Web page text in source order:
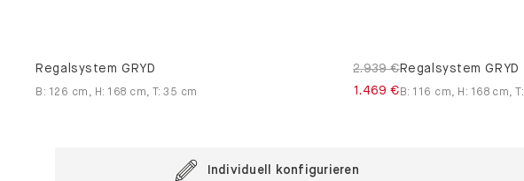
Regalsystem GRYD
2.939 €
1.469 €
B : 126 cm H: 168 cm T:35 cm
Regalsystem GRYD
B: 116 cm H : 168 cm ,T:
Individuell konfigurieren